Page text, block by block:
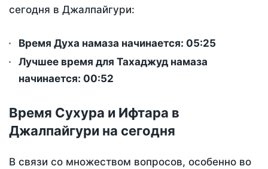
сегодня в Джалпайгури:
Время Духа намаза начинается: 05:25
Лучшее время для Тахаджуд намаза
начинается: 00:52
Время Сухура и Ифтара в
Джалпайгури на сегодня
В связи со множеством вопросов, особенно во